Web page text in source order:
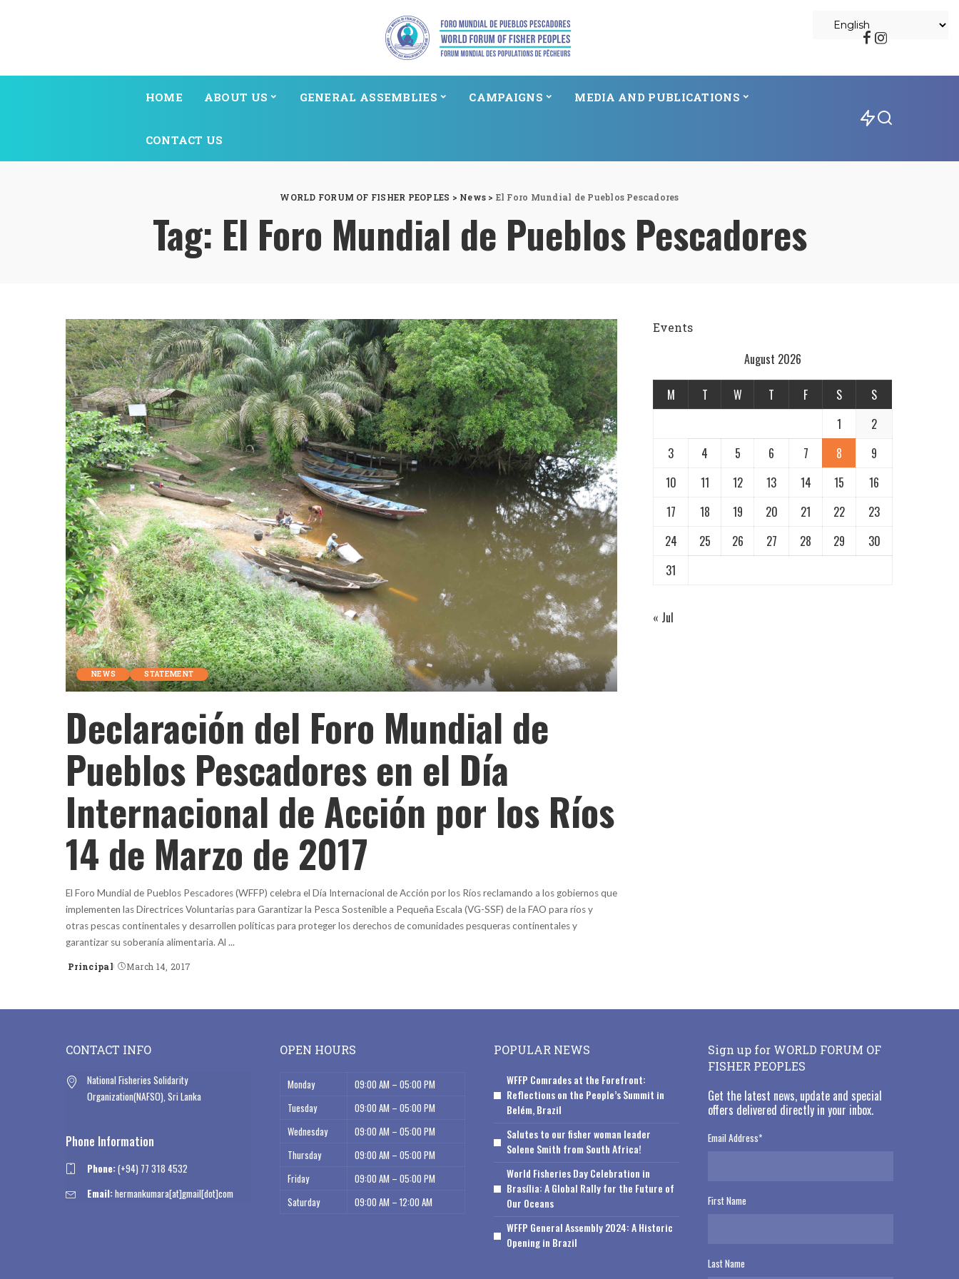
HOME ABOUT US GENERAL ASSEMBLIES CAMPAIGNS MEDIA AND PUBLICATIONS
CONTACT US
WORLD FORUM OF FISHER PEOPLES > News > El Foro Mundial de Pueblos Pescadores
Tag: El Foro Mundial de Pueblos Pescadores
NEWS STATEMENT
Declaración del Foro Mundial de
Pueblos Pescadores en el Día
Internacional de Acción por los Ríos
14 de Marzo de 2017
El Foro Mundial de Pueblos Pescadores (WFFP) celebra el Día Internacional de Acción por los Ríos reclamando a los gobiernos que
implementen las Directrices Voluntarias para Garantizar la Pesca Sostenible a Pequeña Escala (VG-SSF) de la FAO para ríos y
otras pescas continentales y desarrollen políticas para proteger los derechos de comunidades pesqueras continentales y
garantizar su soberanía alimentaria. Al ...
Posted
Principal March 14, 2017
Events
August 2026
M T W T F S
S
1
2
3
4 5 6 7 8
9
10
11 12 13 14 15
16
17
18 19 20 21 22
23
24
25 26 27 28 29
30
31
« Jul
CONTACT INFO
National Fisheries Solidarity
Organization(NAFSO), Sri Lanka
Phone Information
Phone:(+94) 77 318 4532
Email:hermankumara[at]gmail[dot]com
OPEN HOURS
Monday
09:00 AM – 05:00 PM
Tuesday
09:00 AM – 05:00 PM
Wednesday
09:00 AM – 05:00 PM
Thursday
09:00 AM – 05:00 PM
Friday
09:00 AM – 05:00 PM
Saturday
09:00 AM – 12:00 AM
POPULAR NEWS
WFFP Comrades at the Forefront:
Reflections on the People’s Summit in
Belém, Brazil
Salutes to our fisher woman leader
Solene Smith from South Africa!
World Fisheries Day Celebration in
Brasília: A Global Rally for the Future of
Our Oceans
WFFP General Assembly 2024: A Historic
Opening in Brazil
Sign up for WORLD FORUM OF
FISHER PEOPLES
Get the latest news, update and special
offers delivered directly in your inbox.
Email Address*
First Name
Last Name